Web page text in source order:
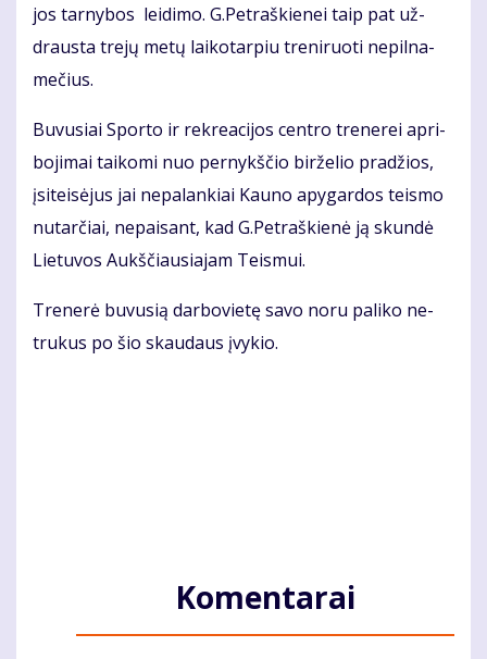
jos tar­ny­bos lei­di­mo. G.Pet­raš­kie­nei taip pat už­
draus­ta tre­jų me­tų lai­ko­tar­piu tre­ni­ruo­ti ne­pil­na­
me­čius.
Bu­vu­siai Spor­to ir rek­re­a­ci­jos cen­tro tre­ne­rei ap­ri­
bo­ji­mai tai­ko­mi nuo per­nykš­čio bir­že­lio pra­džios,
įsi­teisėjus jai ne­pa­lan­kiai Kau­no apy­gar­dos teis­mo
nu­tar­čiai, ne­pai­sant, kad G.Pet­raš­kie­nė ją skun­dė
Lie­tu­vos Aukš­čiau­sia­jam Teis­mui.
Tre­ne­rė bu­vu­sią dar­bo­vie­tę sa­vo no­ru pa­li­ko ne­
tru­kus po šio skau­daus įvy­kio.
Komentarai